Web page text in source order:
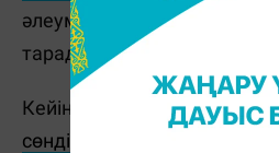
әлеуметтік желіде оқиға
тарады.
Кейінірек ТЖМ оқиға
сөндірілгенін